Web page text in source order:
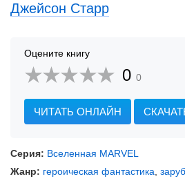
Джейсон Старр
Оцените книгу
0 0
ЧИТАТЬ ОНЛАЙН
Серия: Вселенная MARVEL
Жанр: героическая фантастика